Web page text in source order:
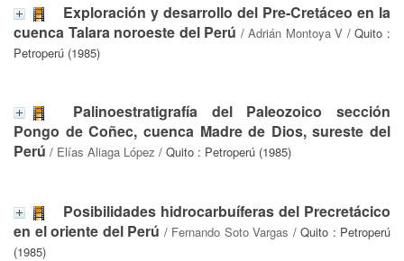
Exploración y desarrollo del Pre-Cretáceo en la
cuenca Talara noroeste del Perú /Adrián Montoya V / Quito :
Petroperú (1985)
Palinoestratigrafía del Paleozoico sección
Pongo de Coñec, cuenca Madre de Dios, sureste del
Perú / Elías Aliaga López / Quito : Petroperú (1985)
Posibilidades hidrocarbuíferas del Precretácico
en el oriente del Perú / Fernando Soto Vargas / Quito : Petroperú
(1985)